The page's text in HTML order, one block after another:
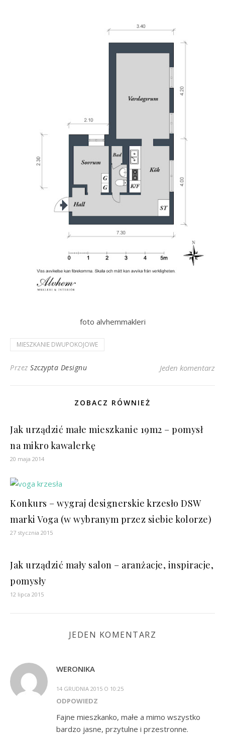
foto alvhemmakleri
MIESZKANIE DWUPOKOJOWE
Przez Szczypta Designu Jeden komentarz
ZOBACZ RÓWNIEŻ
Jak urządzić małe mieszkanie 19m2 – pomysł
na mikro kawalerkę
20 maja 2014
Konkurs – wygraj designerskie krzesło DSW
marki Voga (w wybranym przez siebie kolorze)
27 stycznia 2015
Jak urządzić mały salon – aranżacje, inspiracje,
pomysły
12 lipca 2015
JEDEN KOMENTARZ
WERONIKA
14 GRUDNIA 2015 O 10:25
ODPOWIEDZ
Fajne mieszkanko, małe a mimo wszystko
bardzo jasne, przytulne i przestronne.